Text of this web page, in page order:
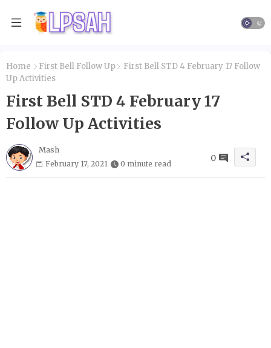
Home First Bell Follow Up
First Bell STD 4 February 17 Follow
Up Activities
First Bell STD 4 February 17
Follow Up Activities
Mash
February 17, 2021
0 minute read
0